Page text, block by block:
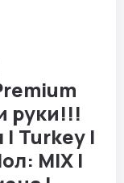
руки!!!
Turkey |
MIX |